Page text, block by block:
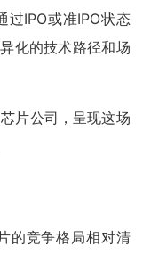
过IPO或准IPO状态
化的技术路径和场
片公司，呈现这场
的竞争格局相对清